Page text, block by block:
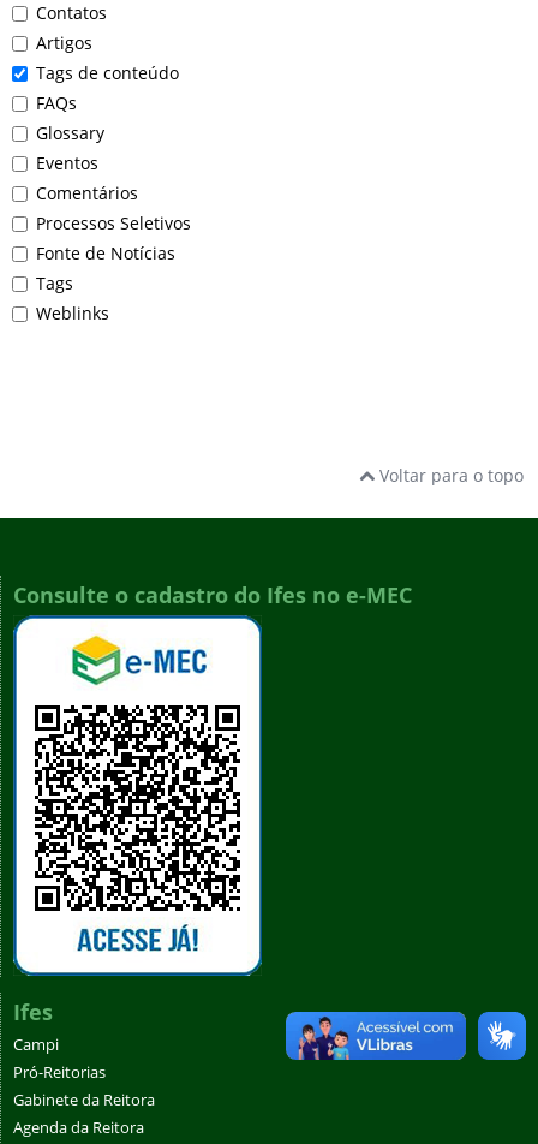
Contatos
Artigos
Tags de conteúdo
FAQs
Glossary
Eventos
Comentários
Processos Seletivos
Fonte de Notícias
Tags
Weblinks
Voltar para o topo
Consulte o cadastro do Ifes no e-MEC
Ifes
Campi
Pró-Reitorias
Gabinete da Reitora
Agenda da Reitora